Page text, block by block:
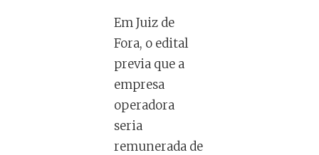
Em Juiz de
Fora, o edital
previa que a
empresa
operadora
seria
remunerada de